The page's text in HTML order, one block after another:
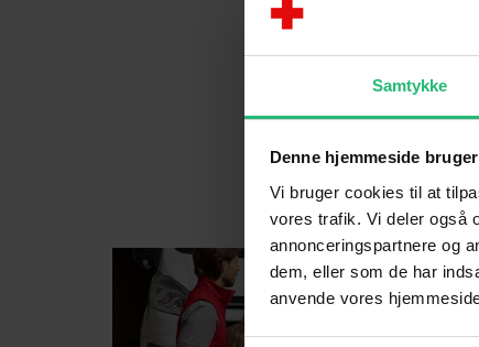
Samtykke
Denne hjemmeside
Vi bruger cookies til at
vores trafik. Vi deler også
annonceringspartnere og
dem, eller som de har
anvende vores